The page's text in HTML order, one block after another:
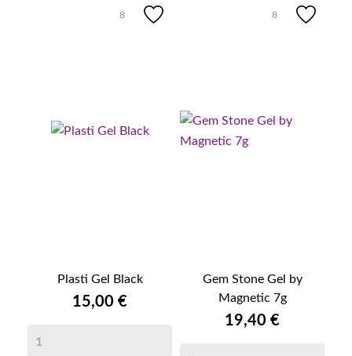
8
Plasti Gel Black
15,00 €
8
Gem Stone Gel by
Magnetic 7g
19,40 €